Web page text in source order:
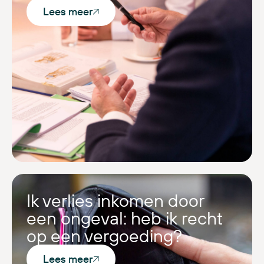
Lees meer
Ik verlies inkomen door
een ongeval: heb ik recht
op een vergoeding?
Lees meer